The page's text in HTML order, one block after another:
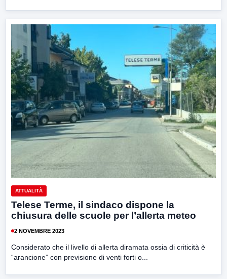
ATTUALITÀ
Telese Terme, il sindaco dispone la
chiusura delle scuole per l’allerta meteo
2 NOVEMBRE 2023
Considerato che il livello di allerta diramata ossia di criticità è
“arancione” con previsione di venti forti o...